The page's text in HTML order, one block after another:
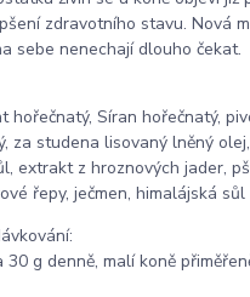
zdravotního stavu. Nová
sebe nenechají dlouho čekat.
hořečnatý, Síran hořečnatý,
za studena lisovaný lněný
extrakt z hroznových jader,
řepy, ječmen, himalájská sůl
30 g denně, malí koně